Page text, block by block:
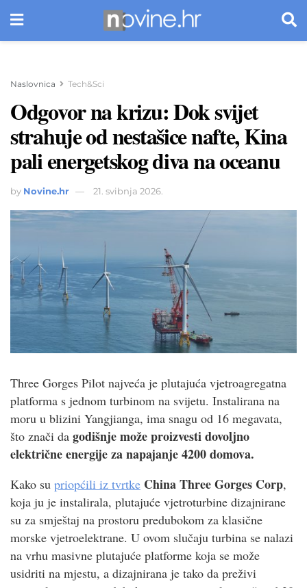
Naslovnica Tech&Sci
Odgovor na krizu: Dok svijet
strahuje od nestašice nafte, Kina
pali energetskog diva na oceanu
by Novine.hr 21. svibnja 2026.
Three Gorges Pilot najveća je plutajuća vjetroagregatna
platforma s jednom turbinom na svijetu. Instalirana na
moru u blizini Yangjianga, ima snagu od 16 megavata,
što znači da godišnje može proizvesti dovoljno
električne energije za napajanje 4200 domova.
Kako su priopćili iz tvrtke China Three Gorges Corp,
koja ju je instalirala, plutajuće vjetroturbine dizajnirane
su za smještaj na prostoru predubokom za klasične
morske vjetroelektrane. U ovom slučaju turbina se nalazi
na vrhu masivne plutajuće platforme koja se može
usidriti na mjestu, a dizajnirana je tako da preživi